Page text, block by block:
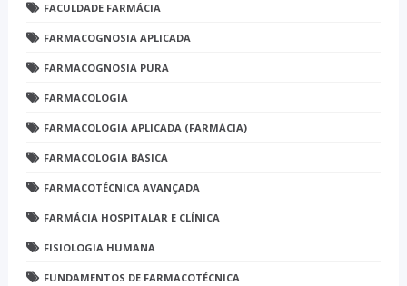
FACULDADE FARMÁCIA
FARMACOGNOSIA APLICADA
FARMACOGNOSIA PURA
FARMACOLOGIA
FARMACOLOGIA APLICADA (FARMÁCIA)
FARMACOLOGIA BÁSICA
FARMACOTÉCNICA AVANÇADA
FARMÁCIA HOSPITALAR E CLÍNICA
FISIOLOGIA HUMANA
FUNDAMENTOS DE FARMACOTÉCNICA